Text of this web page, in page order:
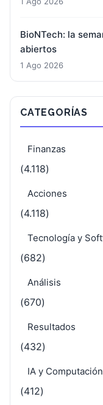
BioNTech: la
abiertos
1 Ago 2026
CATEGORÍAS
Finanzas
(4.118)
Acciones
(4.118)
Tecnología y
(682)
Análisis
(670)
Resultados
(432)
IA y
(412)